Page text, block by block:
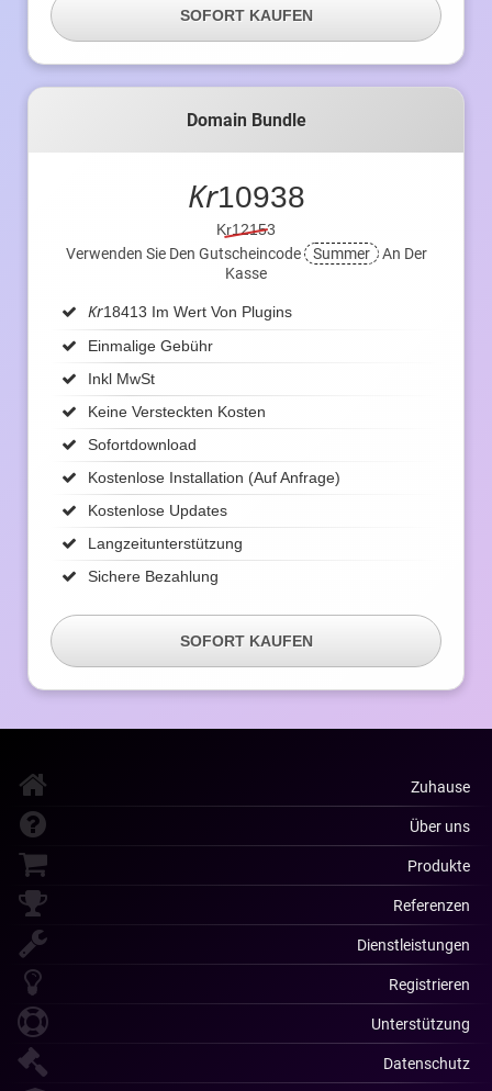
SOFORT KAUFEN
Domain Bundle
Kr10938
Kr12153
Verwenden Sie Den Gutscheincode
Summer An Der
Kasse
Kr18413 Im Wert Von Plugins
Einmalige Gebühr
Inkl MwSt
Keine Versteckten Kosten
Sofortdownload
Kostenlose Installation (auf Anfrage)
Kostenlose Updates
Langzeitunterstützung
Sichere Bezahlung
SOFORT KAUFEN
Zuhause
Über uns
Produkte
Referenzen
Dienstleistungen
Registrieren
Unterstützung
Datenschutz